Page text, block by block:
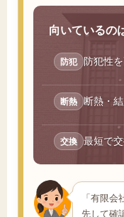
向いているの
防犯 防犯性
断熱 断熱・
交換 最短で
「有限
先して確